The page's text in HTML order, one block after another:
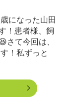
になった山田
！患者様、飼
さて今回は、
！私ずっと